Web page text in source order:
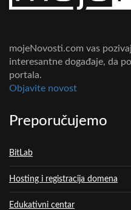
mojeNovosti.com vas
interesantne događaje, da
portala.
Objavite novost
Preporučujemo
BitLab
Hosting i registracija domena
Edukativni centar